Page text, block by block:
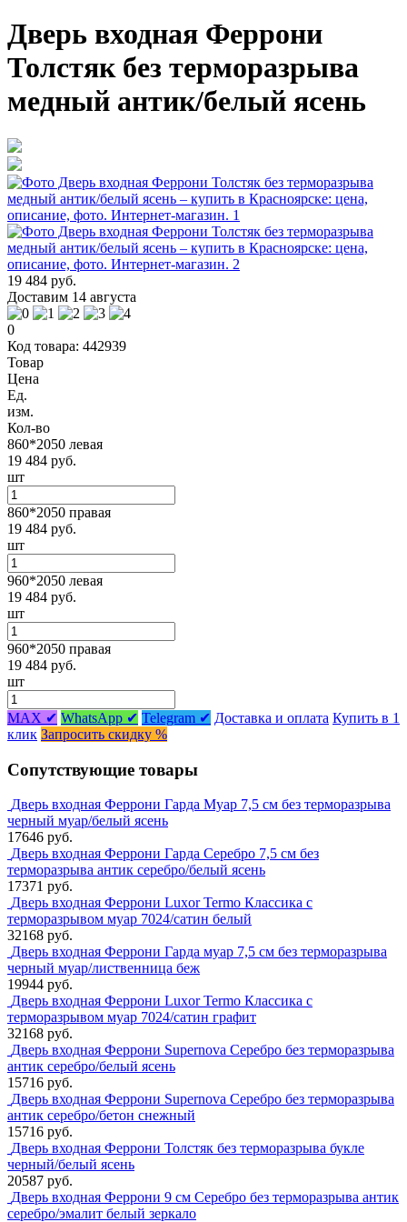
Дверь входная Феррони
Толстяк без терморазрыва
медный антик/белый ясень
19 484 руб.
Доставим 14 августа
0
Код товара: 442939
Товар
Цена
Ед.
изм.
Кол-во
860*2050 левая
19 484 руб.
шт
860*2050 правая
19 484 руб.
шт
960*2050 левая
19 484 руб.
шт
960*2050 правая
19 484 руб.
шт
MAX ✔ WhatsApp ✔ Telegram ✔ Доставка и оплата Купить в 1
клик Запросить скидку %
Сопутствующие товары
Дверь входная Феррони Гарда Муар 7,5 см без терморазрыва
черный муар/белый ясень
17646 руб.
Дверь входная Феррони Гарда Серебро 7,5 см без
терморазрыва антик серебро/белый ясень
17371 руб.
Дверь входная Феррони Luxor Termo Классика с
терморазрывом муар 7024/сатин белый
32168 руб.
Дверь входная Феррони Гарда муар 7,5 см без терморазрыва
черный муар/лиственница беж
19944 руб.
Дверь входная Феррони Luxor Termo Классика с
терморазрывом муар 7024/сатин графит
32168 руб.
Дверь входная Феррони Supernova Серебро без терморазрыва
антик серебро/белый ясень
15716 руб.
Дверь входная Феррони Supernova Серебро без терморазрыва
антик серебро/бетон снежный
15716 руб.
Дверь входная Феррони Толстяк без терморазрыва букле
черный/белый ясень
20587 руб.
Дверь входная Феррони 9 см Серебро без терморазрыва антик
серебро/эмалит белый зеркало